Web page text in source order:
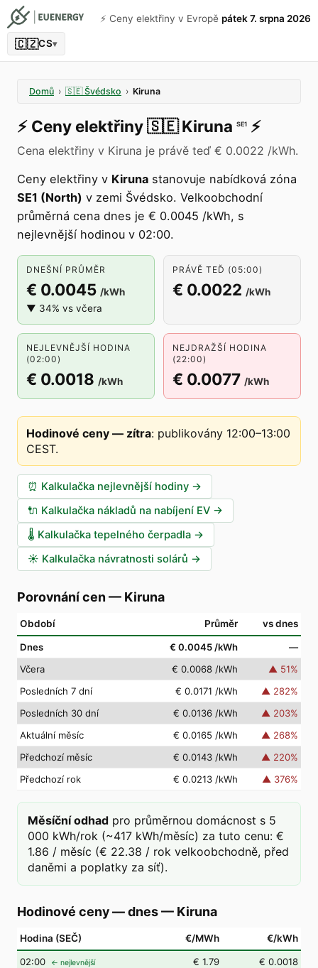
⚡️ Ceny elektřiny v Evropě pátek 7. srpna 2026
🇨🇿CS▾
Domů › 🇸🇪 Švédsko › Kiruna
⚡️ Ceny elektřiny🇸🇪 Kiruna SE1 ⚡️
Cena elektřiny v Kiruna je právě teď € 0.0022 /kWh.
Ceny elektřiny v Kiruna stanovuje nabídková zóna
SE1 (North) v zemi Švédsko. Velkoobchodní
průměrná cena dnes je € 0.0045 /kWh, s
nejlevnější hodinou v 02:00.
DNEŠNÍ PRŮMĚR
€ 0.0045 /kWh
▼ 34% vs včera
PRÁVĚ TEĎ (05:00)
€ 0.0022 /kWh
NEJLEVNĚJŠÍ HODINA
(02:00)
€ 0.0018 /kWh
NEJDRAŽŠÍ HODINA
(22:00)
€ 0.0077 /kWh
Hodinové ceny — zítra: publikovány 12:00–13:00
CEST.
⏰ Kalkulačka nejlevnější hodiny →
🔌 Kalkulačka nákladů na nabíjení EV →
🌡️ Kalkulačka tepelného čerpadla →
☀️ Kalkulačka návratnosti solárů →
Porovnání cen — Kiruna
Období Průměr vs dnes
Dnes € 0.0045 /kWh
—
Včera
€ 0.0068 /kWh ▲ 51%
Posledních 7 dní
€ 0.0171 /kWh ▲ 282%
Posledních 30 dní
€ 0.0136 /kWh ▲ 203%
Aktuální měsíc
€ 0.0165 /kWh ▲ 268%
Předchozí měsíc
€ 0.0143 /kWh ▲ 220%
Předchozí rok
€ 0.0213 /kWh ▲ 376%
Měsíční odhad pro průměrnou domácnost s 5
000 kWh/rok (~417 kWh/měsíc) za tuto cenu: €
1.86 / měsíc (€ 22.38 / rok velkoobchodně, před
daněmi a poplatky za síť).
Hodinové ceny — dnes— Kiruna
Hodina (SEČ) €/MWh €/kWh
02:00 ← nejlevnější € 1.79
€ 0.0018